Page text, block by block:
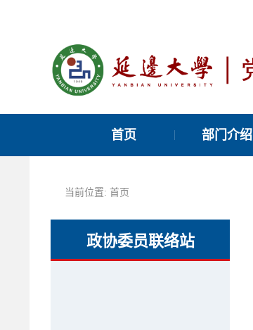
首页 部门介绍
当前位置: 首页
政协委员联络站